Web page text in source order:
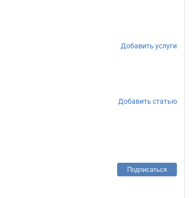
Добавить услуги
Добавить статью
Подписаться